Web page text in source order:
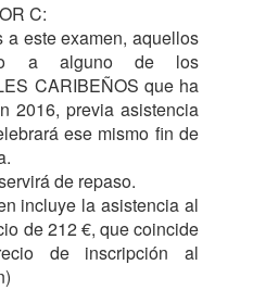
C:
este examen, aquellos
a alguno de los
CARIBEÑOS que ha
2016, previa asistencia
ese mismo fin de
de repaso.
incluye la asistencia al
de 212 €, que coincide
de inscripción al